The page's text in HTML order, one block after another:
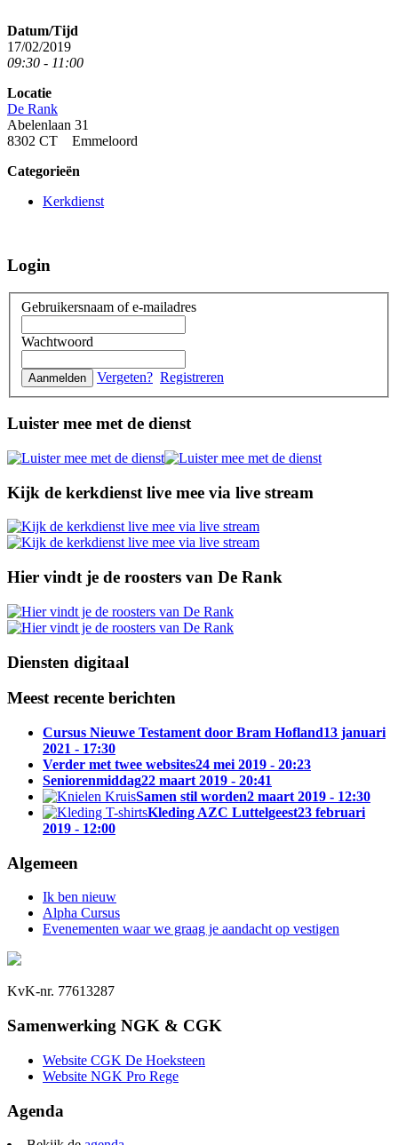
Datum/Tijd
17/02/2019
09:30 - 11:00
Locatie
De Rank
Abelenlaan 31
8302 CT Emmeloord
Categorieën
Kerkdienst
Login
Gebruikersnaam of e-mailadres
Wachtwoord
Vergeten? Registreren
Luister mee met de dienst
Kijk de kerkdienst live mee via live stream
Hier vindt je de roosters van De Rank
Diensten digitaal
Meest recente berichten
Cursus Nieuwe Testament door Bram Hofland13 januari
2021 - 17:30
Verder met twee websites24 mei 2019 - 20:23
Seniorenmiddag22 maart 2019 - 20:41
Samen stil worden2 maart 2019 - 12:30
Kleding AZC Luttelgeest23 februari
2019 - 12:00
Algemeen
Ik ben nieuw
Alpha Cursus
Evenementen waar we graag je aandacht op vestigen
KvK-nr. 77613287
Samenwerking NGK & CGK
Website CGK De Hoeksteen
Website NGK Pro Rege
Agenda